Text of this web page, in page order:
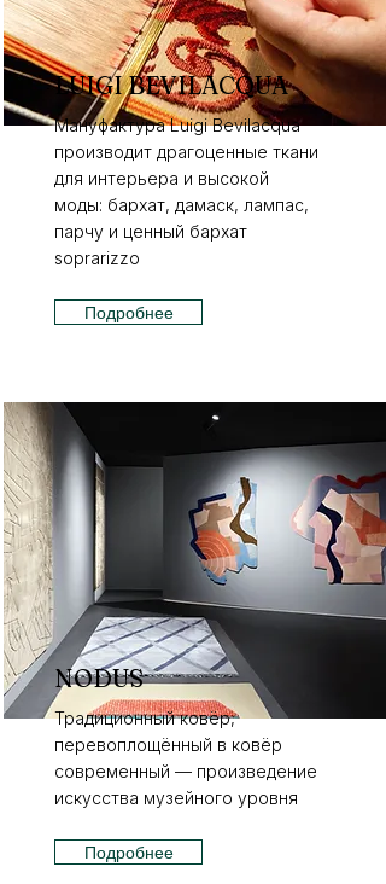
LUIGI BEVILACQUA
Мануфактура Luigi Bevilacqua
производит драгоценные ткани
для интерьера и высокой
моды: бархат, дамаск, лампас,
парчу и ценный бархат
soprarizzo
Подробнее
NODUS
Традиционный ковёр,
перевоплощённый в ковёр
современный — произведение
искусства музейного уровня
Подробнее